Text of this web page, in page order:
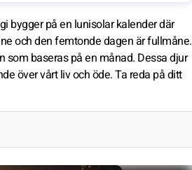
bygger på en lunisolar kalender där
och den femtonde dagen är fullmåne.
som baseras på en månad. Dessa djur
över vårt liv och öde. Ta reda på ditt